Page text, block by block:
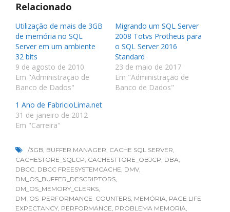
Relacionado
Utilização de mais de 3GB
de memória no SQL
Server em um ambiente
32 bits
9 de agosto de 2010
Em "Administração de
Banco de Dados"
Migrando um SQL Server
2008 Totvs Protheus para
o SQL Server 2016
Standard
23 de maio de 2017
Em "Administração de
Banco de Dados"
1 Ano de FabricioLima.net
31 de janeiro de 2012
Em "Carreira"
/3GB, BUFFER MANAGER, CACHE SQL SERVER,
CACHESTORE_SQLCP, CACHESTTORE_OBJCP, DBA,
DBCC, DBCC FREESYSTEMCACHE, DMV,
DM_OS_BUFFER_DESCRIPTORS,
DM_OS_MEMORY_CLERKS,
DM_OS_PERFORMANCE_COUNTERS, MEMÓRIA, PAGE LIFE
EXPECTANCY, PERFORMANCE, PROBLEMA MEMORIA,